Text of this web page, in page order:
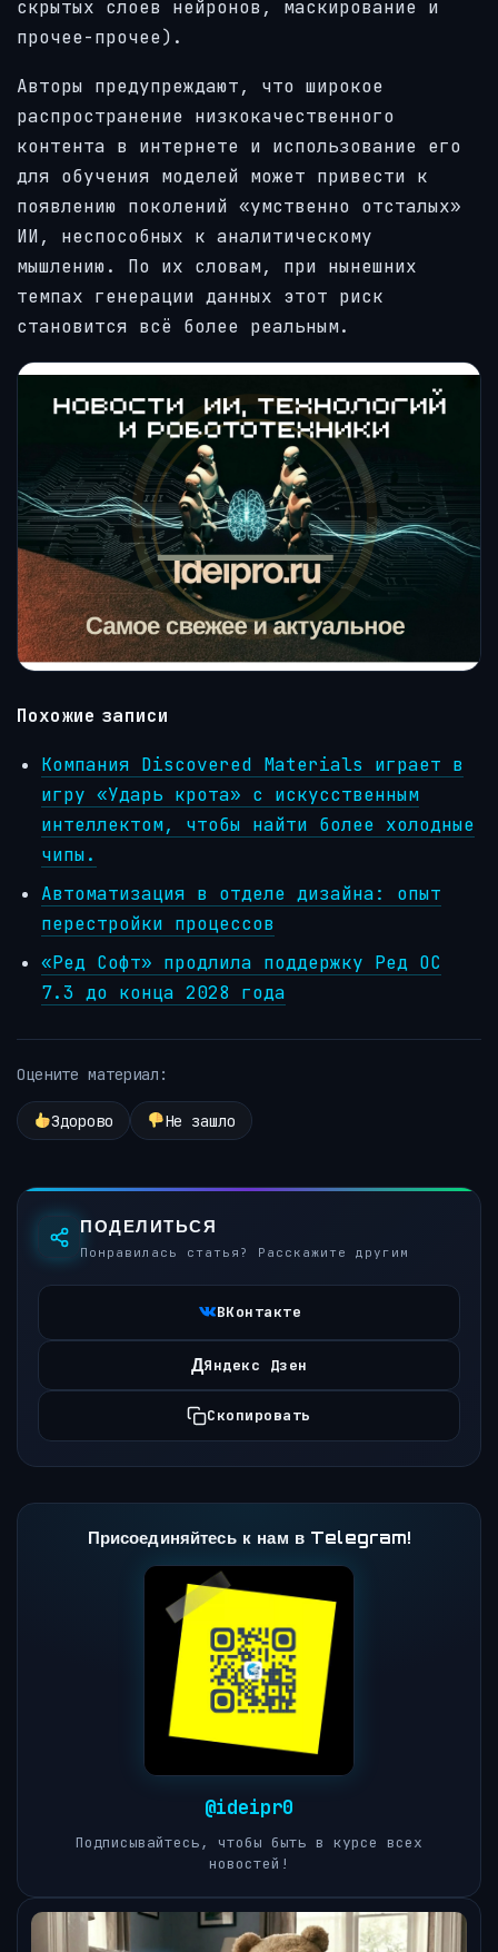
скрытых слоев нейронов, маскирование и
прочее-прочее).
Авторы предупреждают, что широкое
распространение низкокачественного
контента в интернете и использование его
для обучения моделей может привести к
появлению поколений «умственно отсталых»
ИИ, неспособных к аналитическому
мышлению. По их словам, при нынешних
темпах генерации данных этот риск
становится всё более реальным.
Похожие записи
Компания Discovered Materials играет в
игру «Ударь крота» с искусственным
интеллектом, чтобы найти более холодные
чипы.
Автоматизация в отделе дизайна: опыт
перестройки процессов
«Ред Софт» продлила поддержку Ред ОС
7.3 до конца 2028 года
Оцените материал:
Здорово Не зашло
ПОДЕЛИТЬСЯ
Понравилась статья? Расскажите другим
ВКонтакте
ДЯндекс Дзен
Скопировать
Присоединяйтесь к нам в Telegram!
@ideipr0
Подписывайтесь, чтобы быть в курсе всех
новостей!